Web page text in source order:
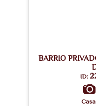
BARRIO
ID: